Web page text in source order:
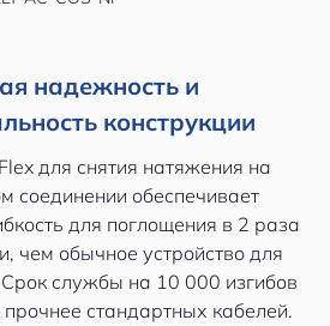
надежность и
конструкции
для снятия натяжения на
соединении обеспечивает
для поглощения в 2 раза
чем обычное устройство для
службы на 10 000 изгибов
стандартных кабелей.